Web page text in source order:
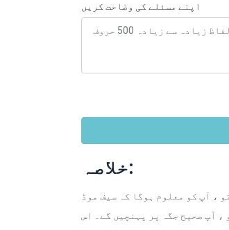
اپنے مسئلے کی وضاحت کریں
خلاصہ:
، آپ کو معلوم ہوگا کہ سیف موڈ
، آپ صحیح جگہ پر پہنچیں گے۔ اس